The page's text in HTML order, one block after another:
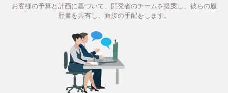
お客様の予算と計画に基づいて、開発者のチームを提案し、彼らの履
歴書を共有し、面接の手配をします。